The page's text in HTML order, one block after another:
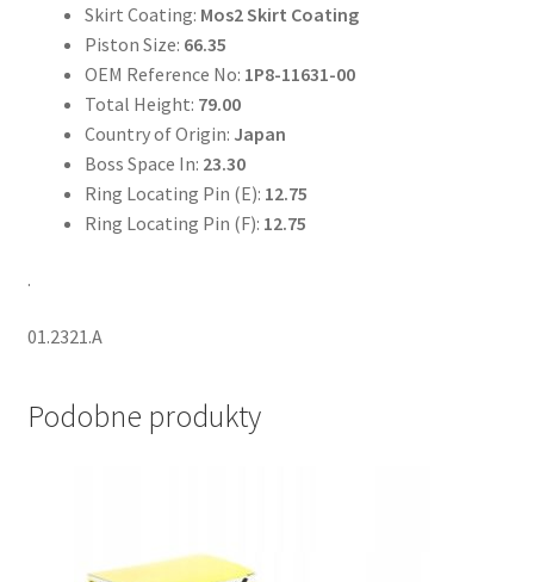
Skirt Coating: Mos2 Skirt Coating
Piston Size: 66.35
OEM Reference No: 1P8-11631-00
Total Height: 79.00
Country of Origin: Japan
Boss Space In: 23.30
Ring Locating Pin (E): 12.75
Ring Locating Pin (F): 12.75
.
01.2321.A
Podobne produkty